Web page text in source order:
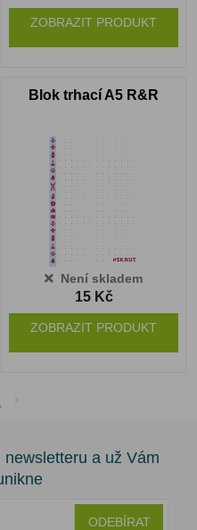
ZOBRAZIT PRODUKT
Blok trhací A5 R&R
Není skladem
15 Kč
ZOBRAZIT PRODUKT
a už Vám
ODEBÍRAT